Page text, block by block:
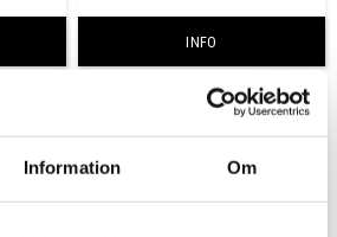
Information Om
INFO